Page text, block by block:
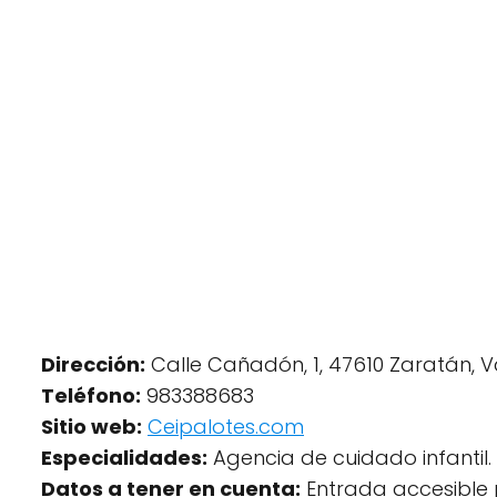
Dirección: Calle Cañadón, 1, 47610 Zaratán,
Teléfono: 983388683
Sitio web: Ceipalotes.com
Especialidades: Agencia de cuidado infantil.
Datos a tener en cuenta: Entrada accesible